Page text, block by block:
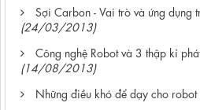
Sợi Carbon - Vai trò và ứng dụng
(24/03/2013)
Công nghệ Robot và 3 thập kỉ
(14/08/2013)
Những điều khó để dạy cho robot